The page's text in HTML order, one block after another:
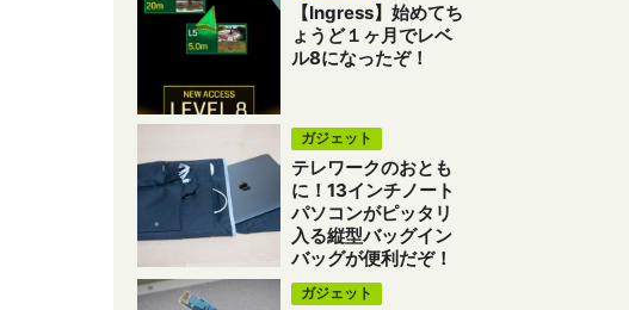
【Ingress】始めてち
ょうど１ヶ月でレベ
ル8になったぞ！
ガジェット
テレワークのおとも
に！13インチノート
パソコンがピッタリ
入る縦型バッグイン
バッグが便利だぞ！
ガジェット